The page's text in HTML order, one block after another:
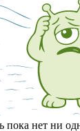
пока нет ни